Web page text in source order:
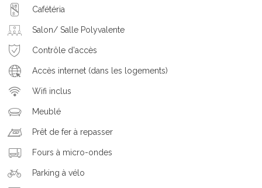
Cafétéria
Salon/ Salle Polyvalente
Contrôle d'accès
Accès internet (dans les logements)
Wifi inclus
Meublé
Prêt de fer à repasser
Fours à micro-ondes
Parking à vélo